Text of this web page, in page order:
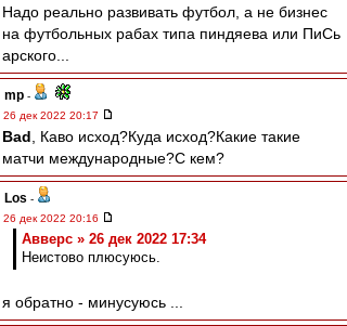
Надо реально развивать футбол, а не бизнес
на футбольных рабах типа пиндяева или ПиСь
арского...
mp -
26 дек 2022 20:17
Bad , Каво исход?Куда исход?Какие такие
матчи международные?С кем?
Los -
26 дек 2022 20:16
Авверс » 26 дек 2022 17:34
Неистово плюсуюсь.
я обратно - минусуюсь ...